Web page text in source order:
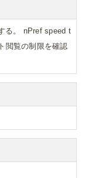
る。 nPref speed t
閲覧の制限を確認